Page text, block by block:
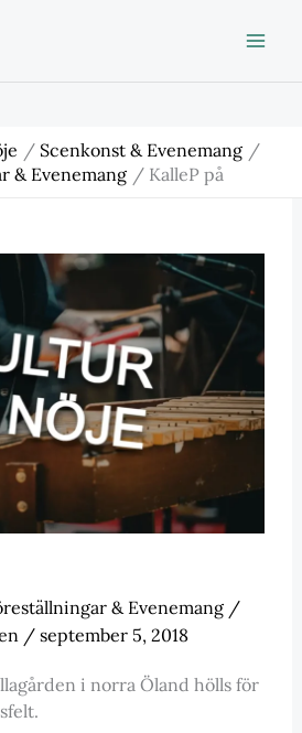
Scenkonst & Evenemang
& Evenemang
KalleP på
& Evenemang/
/ september 5, 2018
i norra Öland hölls för